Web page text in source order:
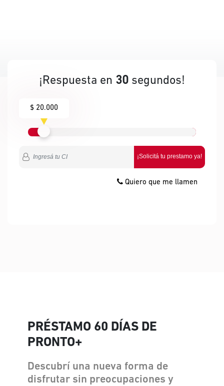
¡Respuesta en 30 segundos!
$ 20.000
¡Solicitá tu prestamo ya!
Quiero que me llamen
PRÉSTAMO 60 DÍAS DE
PRONTO+
Descubrí una nueva forma de
disfrutar sin preocupaciones y